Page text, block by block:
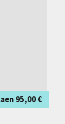
95,00 €